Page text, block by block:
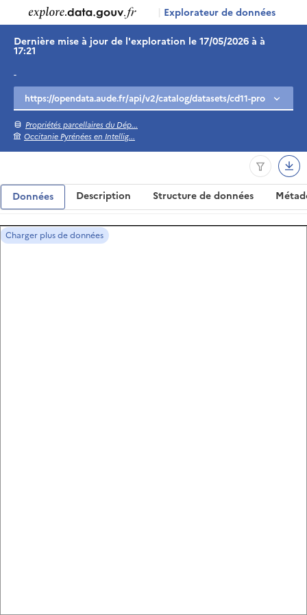
| Explorateur de données
Dernière mise à jour de l'exploration le 17/05/2026 à à
17:21
-
Propriétés parcellaires du Dép...
Occitanie Pyrénées en Intellig...
Données Description Structure de données
Charger plus de données